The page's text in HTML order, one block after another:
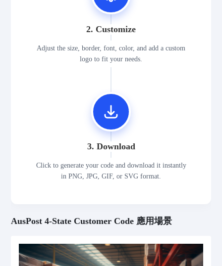
2. Customize
Adjust the size, border, font, color, and add a custom
logo to fit your needs.
3. Download
Click to generate your code and download it instantly
in PNG, JPG, GIF, or SVG format.
AusPost 4-State Customer Code 應用場景